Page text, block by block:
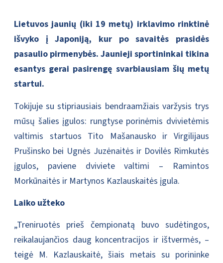
Lietuvos jaunių (iki 19 metų) irklavimo rinktinė
išvyko į Japoniją, kur po savaitės prasidės
pasaulio pirmenybės. Jaunieji sportininkai tikina
esantys gerai pasirengę svarbiausiam šių metų
startui.
Tokijuje su stipriausiais bendraamžiais varžysis trys
mūsų šalies įgulos: rungtyse porinėmis dvivietėmis
valtimis startuos Tito Mašanausko ir Virgilijaus
Prušinsko bei Ugnės Juzėnaitės ir Dovilės Rimkutės
įgulos, paviene dviviete valtimi – Ramintos
Morkūnaitės ir Martynos Kazlauskaitės įgula.
Laiko užteko
„Treniruotės prieš čempionatą buvo sudėtingos,
reikalaujančios daug koncentracijos ir ištvermės, –
teigė M. Kazlauskaitė, šiais metais su porininke